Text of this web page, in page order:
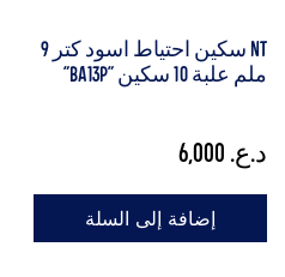
NT سكين احتياط اسود كتر 9
ملم علبة 10 سكين "BA13P"
د.ع.
إضافة إلى السلة